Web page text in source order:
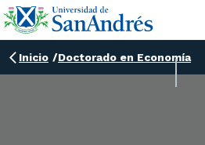
Inicio /Doctorado en Economía